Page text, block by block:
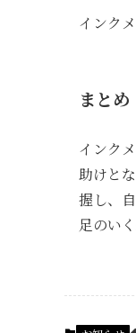
インク
まとめ
インク
助けと
握し、
足のい